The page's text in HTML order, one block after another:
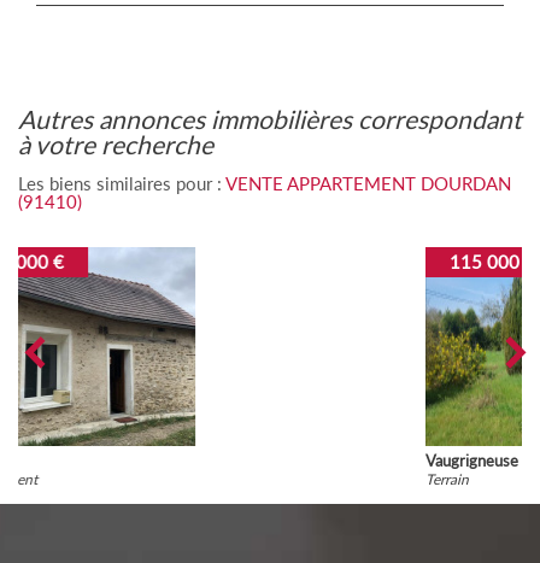
autres annonces immobilières correspondant
à votre recherche
Les biens similaires pour : VENTE APPARTEMENT DOURDAN
(91410)
115 000 €